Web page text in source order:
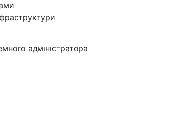
адміністратора